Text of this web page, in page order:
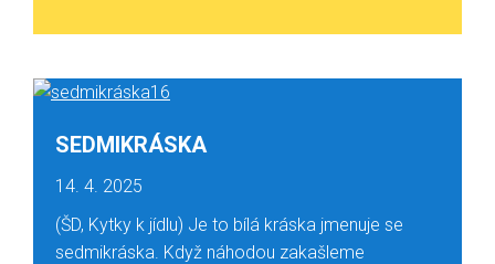
SEDMIKRÁSKA
14. 4. 2025
(ŠD, Kytky k jídlu) Je to bílá kráska jmenuje se
sedmikráska. Když náhodou zakašleme